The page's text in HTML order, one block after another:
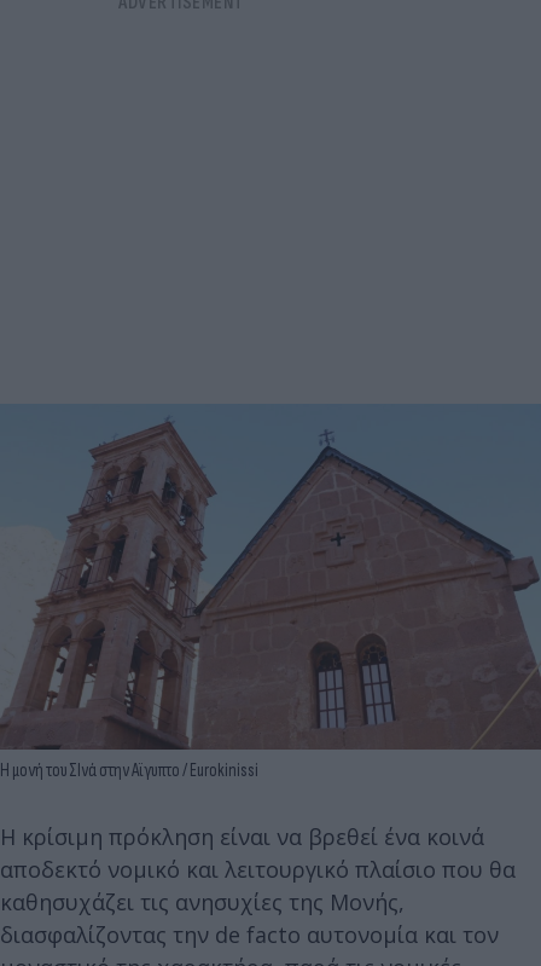
Η μονή του ΣΙνά στην Αϊγυπτο / Eurokinissi
Η κρίσιμη πρόκληση είναι να βρεθεί ένα κοινά
αποδεκτό νομικό και λειτουργικό πλαίσιο που θα
καθησυχάζει τις ανησυχίες της Μονής,
διασφαλίζοντας την de facto αυτονομία και τον